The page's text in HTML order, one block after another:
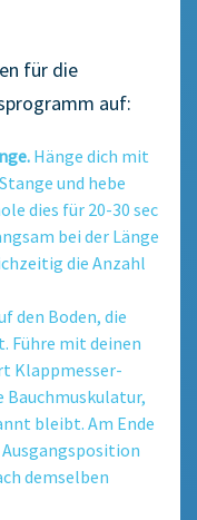
für die
auf:
Hänge dich mit
und hebe
dies für 20-30 sec
bei der Länge
die Anzahl
den Boden, die
Führe mit deinen
Klappmesser-
Bauchmuskulatur,
bleibt. Am Ende
demselben